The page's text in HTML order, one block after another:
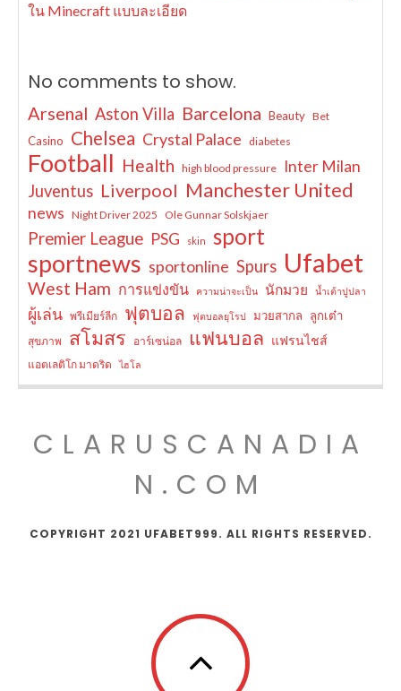
ใน Minecraft แบบละเอียด
No comments to show.
Arsenal Aston Villa Barcelona Beauty Bet
Casino Chelsea Crystal Palace diabetes
Football Health high blood pressure Inter Milan
Juventus Liverpool Manchester United
news Night Driver 2025 Ole Gunnar Solskjaer
Premier League PSG skin sport
sportnews sportonline Spurs Ufabet
West Ham การแข่งขัน ความน่าจะเป็น นักมวย น้ำเต้าปูปลา
ผู้เล่น พรีเมียร์ลีก ฟุตบอล ฟุตบอลยุโรป มวยสากล ลูกเต๋า
สุขภาพ สโมสร อาร์เซน่อล แฟนบอล แฟรนไชส์
แอตเลติโก มาดริด ไฮโล
CLARUSCANADIA
N.COM
COPYRIGHT 2021 UFABET999. ALL RIGHTS RESERVED.